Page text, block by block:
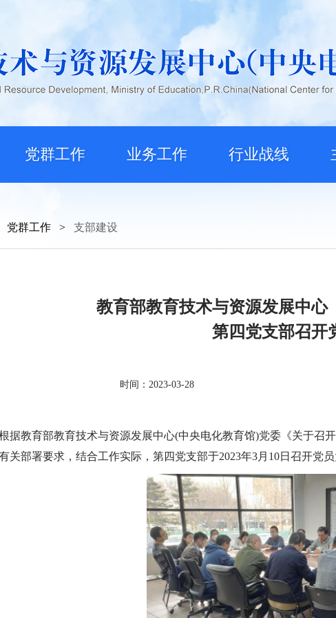
党群工作 业务工作 行业战线
党群工作 > 支部建设
教育部教育技术与资源发展中心
第四党支部召开
时间：2023-03-28
据教育部教育技术与资源发展中心(中央电化教育馆)党委《关于召
关部署要求，结合工作实际，第四党支部于2023年3月10日召开党员